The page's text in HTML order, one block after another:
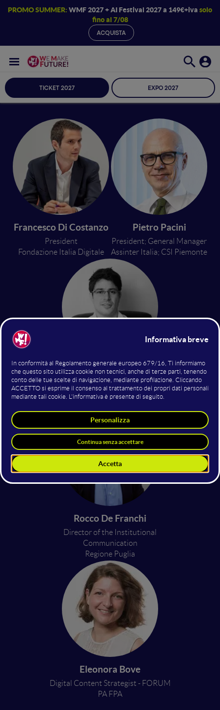
PROMO SUMMER: WMF 2027 + AI Festival 2027 a 149€+iva solo
fino al 7/08
ACQUISTA
TICKET 2027 EXPO 2027
Francesco Di Costanzo
President
Fondazione Italia Digitale
Pietro Pacini
President; General Manager
Assinter Italia; CSI Piemonte
Joshua Ellul
Director of Centre for Distributed
Ledger Technologies - L-Università
Rocco De Franchi
Director of the Institutional
Communication
Regione Puglia
Eleonora Bove
Digital Content Strategist - FORUM
PA FPA